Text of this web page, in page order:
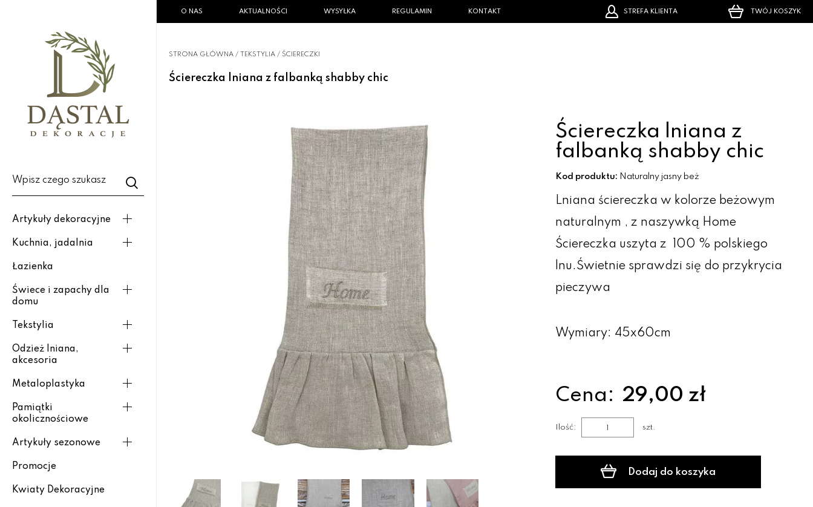
O NAS AKTUALNOŚCI WYSYŁKA REGULAMIN KONTAKT
Wpisz czego szukasz
Artykuły dekoracyjne
Kuchnia, jadalnia
Łazienka
Świece i zapachy dla
domu
Tekstylia
Odzież lniana,
akcesoria
Metaloplastyka
Pamiątki
okolicznościowe
Artykuły sezonowe
Promocje
Kwiaty Dekoracyjne
STREFA KLIENTA TWÓJ KOSZYK
STRONA GŁÓWNA / TEKSTYLIA / ŚCIERECZKI
Ściereczka lniana z falbanką shabby chic
Ściereczka lniana z
falbanką shabby chic
Kod produktu: Naturalny jasny beż
Lniana ściereczka w kolorze beżowym
naturalnym , z naszywką Home
Ściereczka uszyta z 100 % polskiego
lnu.Świetnie sprawdzi się do przykrycia
pieczywa
Wymiary: 45x60cm
Cena: 29,00 zł
Ilość: szt.
Dodaj do koszyka